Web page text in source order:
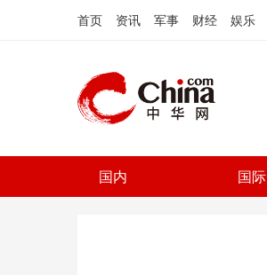
首页 资讯 军事 财经 娱乐
国内 国际